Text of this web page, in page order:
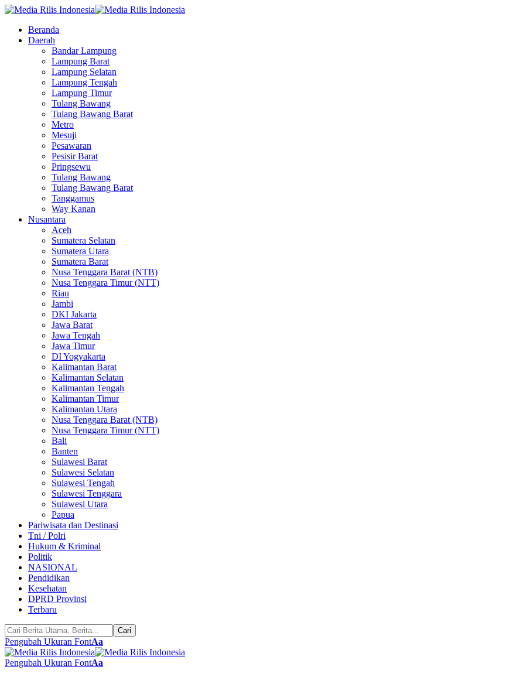
Beranda
Daerah
Bandar Lampung
Lampung Barat
Lampung Selatan
Lampung Tengah
Lampung Timur
Tulang Bawang
Tulang Bawang Barat
Metro
Mesuji
Pesawaran
Pesisir Barat
Pringsewu
Tulang Bawang
Tulang Bawang Barat
Tanggamus
Way Kanan
Nusantara
Aceh
Sumatera Selatan
Sumatera Utara
Sumatera Barat
Nusa Tenggara Barat (NTB)
Nusa Tenggara Timur (NTT)
Riau
Jambi
DKI Jakarta
Jawa Barat
Jawa Tengah
Jawa Timur
DI Yogyakarta
Kalimantan Barat
Kalimantan Selatan
Kalimantan Tengah
Kalimantan Timur
Kalimantan Utara
Nusa Tenggara Barat (NTB)
Nusa Tenggara Timur (NTT)
Bali
Banten
Sulawesi Barat
Sulawesi Selatan
Sulawesi Tengah
Sulawesi Tenggara
Sulawesi Utara
Papua
Pariwisata dan Destinasi
Tni / Polri
Hukum & Kriminal
Politik
NASIONAL
Pendidikan
Kesehatan
DPRD Provinsi
Terbaru
Pengubah Ukuran FontAa
Pengubah Ukuran FontAa